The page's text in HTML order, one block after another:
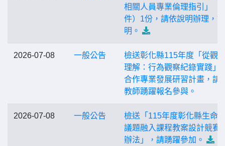
相關人員專業倫理指引」（
件）1份，請依說明辦理，
明。
2026-07-08 一般公告
檢送彰化縣115年度「從觀
理解：行為觀察紀錄實踐」
合作專業發展研習計畫，請
教師踴躍報名參與。
2026-07-08 一般公告
檢送「115年度彰化縣生命
議題融入課程教案設計競賽
辦法」，請踴躍參加。